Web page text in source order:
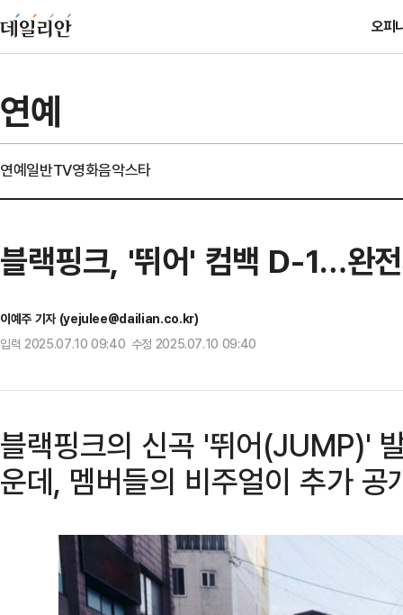
오피
연예
연예일반TV영화음악스타
블랙핑크, '뛰어' 컴백 D-1…완
이예주 기자 (yejulee@dailian.co.kr)
입력 2025.07.10 09:40 수정 2025.07.10 09:40
블랙핑크의 신곡 '뛰어(JUMP)'
운데, 멤버들의 비주얼이 추가 공